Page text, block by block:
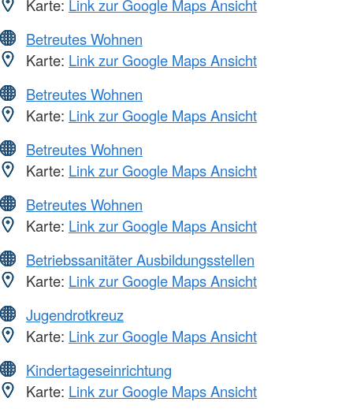
Karte: Link zur Google Maps Ansicht
Betreutes Wohnen
Karte: Link zur Google Maps Ansicht
Betreutes Wohnen
Karte: Link zur Google Maps Ansicht
Betreutes Wohnen
Karte: Link zur Google Maps Ansicht
Betreutes Wohnen
Karte: Link zur Google Maps Ansicht
Betriebssanitäter Ausbildungsstellen
Karte: Link zur Google Maps Ansicht
Jugendrotkreuz
Karte: Link zur Google Maps Ansicht
Kindertageseinrichtung
Karte: Link zur Google Maps Ansicht